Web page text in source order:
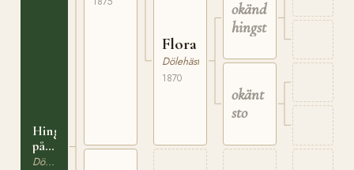
Hingst
på
Hov
Dölehäst
Flora
Dölehäst
1870
okänd
hingst
okänt
sto
Fron